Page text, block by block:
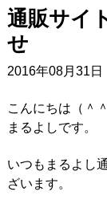
通販サイ
せ
2016年08月31日
こんにちは（＾＾
まるよしです。
いつもまるよし
ざいます。